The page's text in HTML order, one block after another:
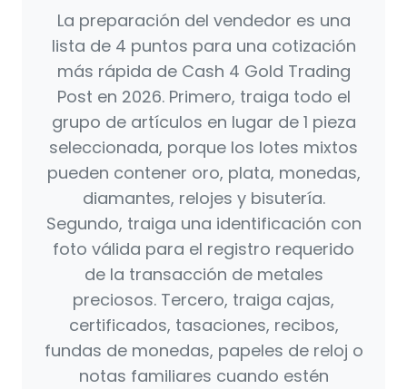
La preparación del vendedor es una
lista de 4 puntos para una cotización
más rápida de Cash 4 Gold Trading
Post en 2026. Primero, traiga todo el
grupo de artículos en lugar de 1 pieza
seleccionada, porque los lotes mixtos
pueden contener oro, plata, monedas,
diamantes, relojes y bisutería.
Segundo, traiga una identificación con
foto válida para el registro requerido
de la transacción de metales
preciosos. Tercero, traiga cajas,
certificados, tasaciones, recibos,
fundas de monedas, papeles de reloj o
notas familiares cuando estén